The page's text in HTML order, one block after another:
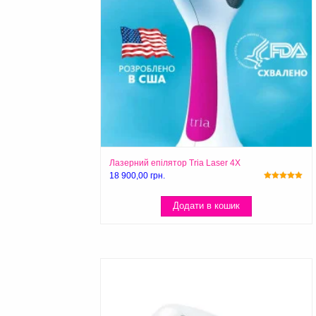
Лазерний епілятор Tria Laser 4X
18 900,00 грн.
Додати в кошик